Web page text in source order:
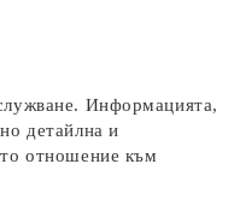
Информацията,
детайлна и
отношение към